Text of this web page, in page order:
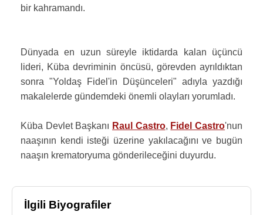
bir kahramandı.
Dünyada en uzun süreyle iktidarda kalan üçüncü
lideri, Küba devriminin öncüsü, görevden ayrıldıktan
sonra "Yoldaş Fidel'in Düşünceleri" adıyla yazdığı
makalelerde gündemdeki önemli olayları yorumladı.
Küba Devlet Başkanı Raul Castro, Fidel Castro'nun
naaşının kendi isteği üzerine yakılacağını ve bugün
naaşın krematoryuma gönderileceğini duyurdu.
İlgili Biyografiler